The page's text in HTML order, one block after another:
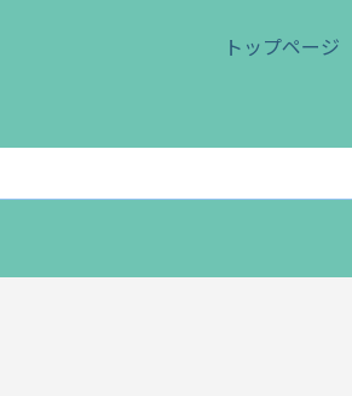
トップページ